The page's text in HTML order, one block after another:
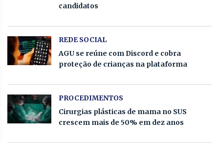
candidatos
REDE SOCIAL
AGU se reúne com Discord e cobra
proteção de crianças na plataforma
PROCEDIMENTOS
Cirurgias plásticas de mama no SUS
crescem mais de 50% em dez anos